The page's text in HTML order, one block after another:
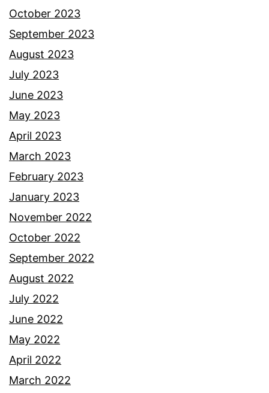
October 2023
September 2023
August 2023
July 2023
June 2023
May 2023
April 2023
March 2023
February 2023
January 2023
November 2022
October 2022
September 2022
August 2022
July 2022
June 2022
May 2022
April 2022
March 2022